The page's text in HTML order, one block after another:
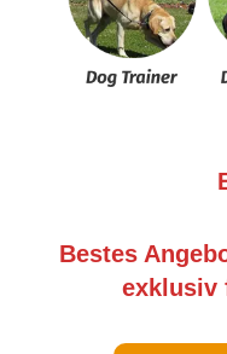
Bestes
exklusiv